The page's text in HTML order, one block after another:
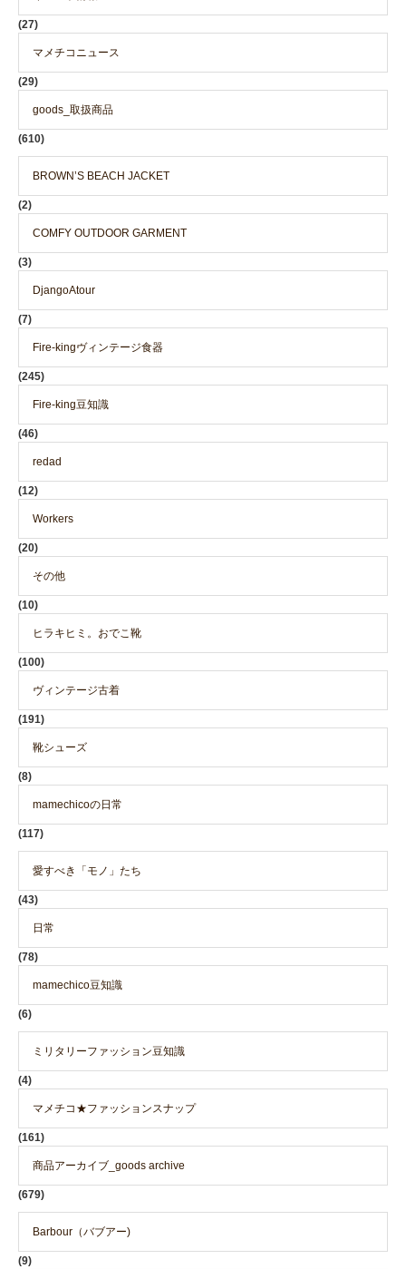
(27)
マメチコニュース
(29)
goods_取扱商品
(610)
BROWN’S BEACH JACKET
(2)
COMFY OUTDOOR GARMENT
(3)
DjangoAtour
(7)
Fire-kingヴィンテージ食器
(245)
Fire-king豆知識
(46)
redad
(12)
Workers
(20)
その他
(10)
ヒラキヒミ。おでこ靴
(100)
ヴィンテージ古着
(191)
靴シューズ
(8)
mamechicoの日常
(117)
愛すべき「モノ」たち
(43)
日常
(78)
mamechico豆知識
(6)
ミリタリーファッション豆知識
(4)
マメチコ★ファッションスナップ
(161)
商品アーカイブ_goods archive
(679)
Barbour（バブアー)
(9)